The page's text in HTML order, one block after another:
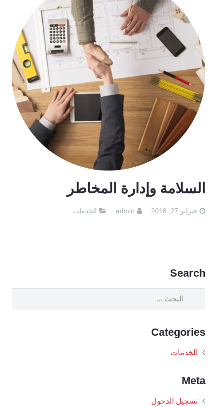
السلامة وإدارة المخاطر
فبراير 27, 2018 admin الخدمات
Search
Categories
الخدمات
Meta
تسجيل الدخول